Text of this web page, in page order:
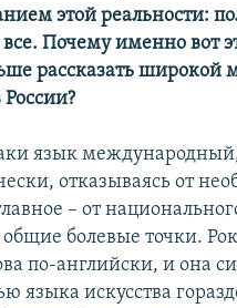
этой реальности:
Почему именно вот
рассказать
язык
отказываясь от
– от
болевые точки.
по-английски, и она
языка искусства